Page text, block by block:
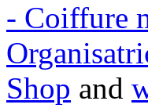
- Coiffure
Shop and